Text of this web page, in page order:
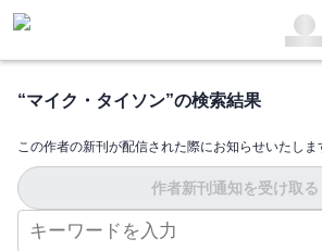
“マイク・タイソン”の検索結果
この作者の新刊が配信された際にお知らせいたしま
作者新刊通知を受け取る